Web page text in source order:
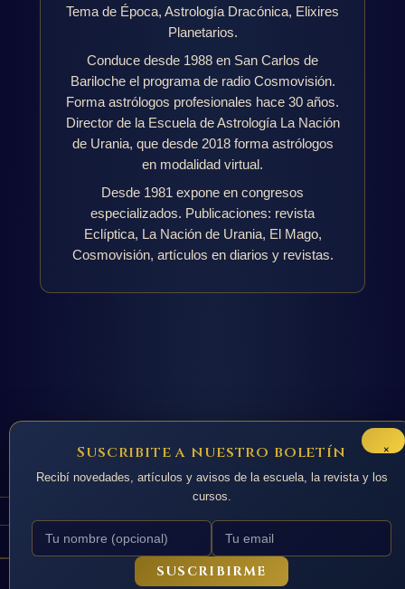
Tema de Época, Astrología Dracónica, Elixires
Planetarios.
Conduce desde 1988 en San Carlos de
Bariloche el programa de radio Cosmovisión.
Forma astrólogos profesionales hace 30 años.
Director de la Escuela de Astrología La Nación
de Urania, que desde 2018 forma astrólogos
en modalidad virtual.
Desde 1981 expone en congresos
especializados. Publicaciones: revista
Eclíptica, La Nación de Urania, El Mago,
Cosmovisión, artículos en diarios y revistas.
Todos los derechos © 2026 La Nacion de Urania
×
Suscribite a nuestro boletín
Recibí novedades, artículos y avisos de la escuela, la revista y los
cursos.
SUSCRIBIRME